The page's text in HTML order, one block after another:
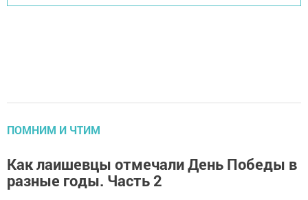
ПОМНИМ И ЧТИМ
Как лаишевцы отмечали День Победы в
разные годы. Часть 2